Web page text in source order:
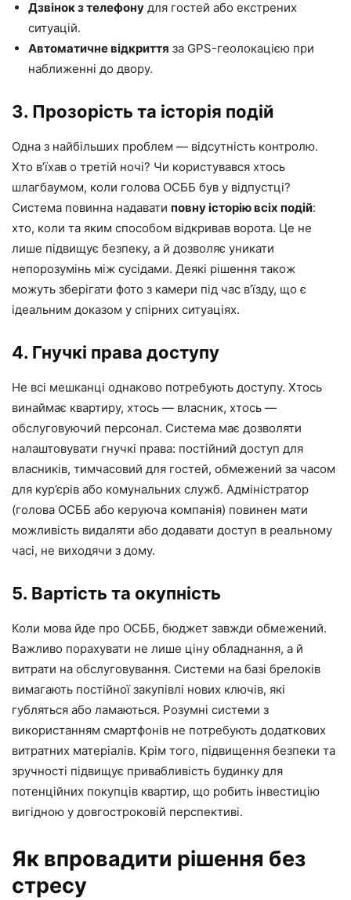
Дзвінок з телефону для гостей або екстрених
ситуацій.
Автоматичне відкриття за GPS-геолокацією при
наближенні до двору.
3. Прозорість та історія подій
Одна з найбільших проблем — відсутність контролю.
Хто в’їхав о третій ночі? Чи користувався хтось
шлагбаумом, коли голова ОСББ був у відпустці?
Система повинна надавати повну історію всіх подій:
хто, коли та яким способом відкривав ворота. Це не
лише підвищує безпеку, а й дозволяє уникати
непорозумінь між сусідами. Деякі рішення також
можуть зберігати фото з камери під час в’їзду, що є
ідеальним доказом у спірних ситуаціях.
4. Гнучкі права доступу
Не всі мешканці однаково потребують доступу. Хтось
винаймає квартиру, хтось — власник, хтось —
обслуговуючий персонал. Система має дозволяти
налаштовувати гнучкі права: постійний доступ для
власників, тимчасовий для гостей, обмежений за часом
для кур’єрів або комунальних служб. Адміністратор
(голова ОСББ або керуюча компанія) повинен мати
можливість видаляти або додавати доступ в реальному
часі, не виходячи з дому.
5. Вартість та окупність
Коли мова йде про ОСББ, бюджет завжди обмежений.
Важливо порахувати не лише ціну обладнання, а й
витрати на обслуговування. Системи на базі брелоків
вимагають постійної закупівлі нових ключів, які
губляться або ламаються. Розумні системи з
використанням смартфонів не потребують додаткових
витратних матеріалів. Крім того, підвищення безпеки та
зручності підвищує привабливість будинку для
потенційних покупців квартир, що робить інвестицію
вигідною у довгостроковій перспективі.
Як впровадити рішення без
стресу